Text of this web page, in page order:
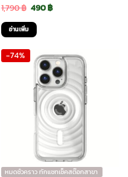
1,790฿ Original
price
was:
1,790 ฿.
490฿Current
490 ฿.
อ่านเพิ่ม
-74%
หมดชั่วคราว ทักแชทเช็คสต๊อกสาขา